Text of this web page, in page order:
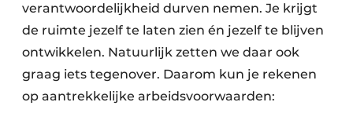
verantwoordelijkheid durven nemen. Je krijgt
de ruimte jezelf te laten zien én jezelf te blijven
ontwikkelen. Natuurlijk zetten we daar ook
graag iets tegenover. Daarom kun je rekenen
op aantrekkelijke arbeidsvoorwaarden: